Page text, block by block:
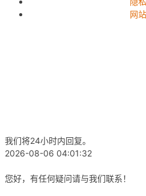
网
我们将24小时内回复。
2026-08-06 04:01:32
您好，有任何疑问请与我们联系！